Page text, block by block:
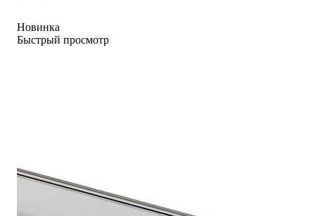
Новинка
Быстрый просмотр